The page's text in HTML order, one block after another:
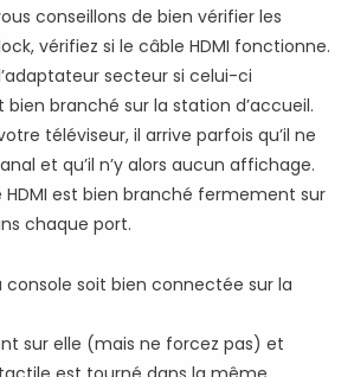
conseillons de bien vérifier les
vérifiez si le câble HDMI fonctionne.
secteur si celui-ci
bien branché sur la station d’accueil.
téléviseur, il arrive parfois qu’il ne
et qu’il n’y alors aucun affichage.
HDMI est bien branché fermement sur
chaque port.
console soit bien connectée sur la
sur elle (mais ne forcez pas) et